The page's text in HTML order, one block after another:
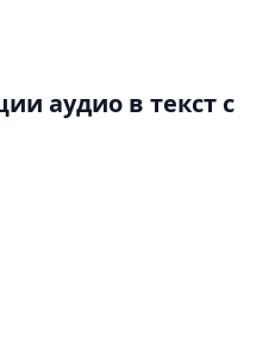
аудио в текст с